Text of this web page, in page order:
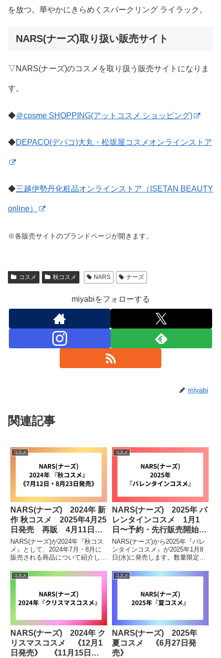
を放つ。華やかにきらめくスパークリング ライラック。
NARS(ナーズ)取り扱い販売サイト
▽NARS(ナーズ)のコスメを取り扱う販売サイトになりま
す。
◆＠cosme SHOPPING(アットコスメ ショッピング)
◆DEPACO(デパコ)大丸・松坂屋コスメオンラインストア
◆三越伊勢丹化粧品オンラインストア（ISETAN BEAUTY
online）
※各販売サイトのブランドページが開きます。
コスメ 秋コスメ NARS ナーズ
miyabiをフォローする
miyabi
関連記事
コスメ
NARS(ナーズ) 2024年 新
作 秋コスメ 2025年4月25
日発売 再販 4月11日〜
予約開始《7月12日・8月
23日発売》 値上げ
NARS(ナーズ)が2024年『秋コス
メ』として、2024年7月・8月に
販売される商品について紹介した
を検討している方はチェックして
みて下さい。8月23日発売ライト
リフレクティング プリズマティ
ックパウダー“リ...
コスメ
NARS(ナーズ) 2025年 バ
レンタインコスメ 1月1
日〜予約・先行販売開始
《1月8日発売》
NARS(ナーズ)から2025年『バレ
ンタインコスメ』が2025年1月8
日(水)に発売します。数量限定コ
いる方・購入を検討している方な
どはチェックしてみて下さい。1
月8日発売ライトリフレクティン
グセッティングパ...
コスメ
NARS(ナーズ) 2024年 ク
リスマスコスメ 《12月1
日発売》 《11月15日発
コスメ
NARS(ナーズ) 2025年
夏コスメ 《6月27日発
売》